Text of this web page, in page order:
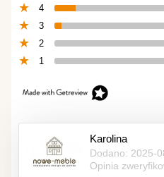
4
3
2
1
Karolina
Dodano: 2025-
Opinia